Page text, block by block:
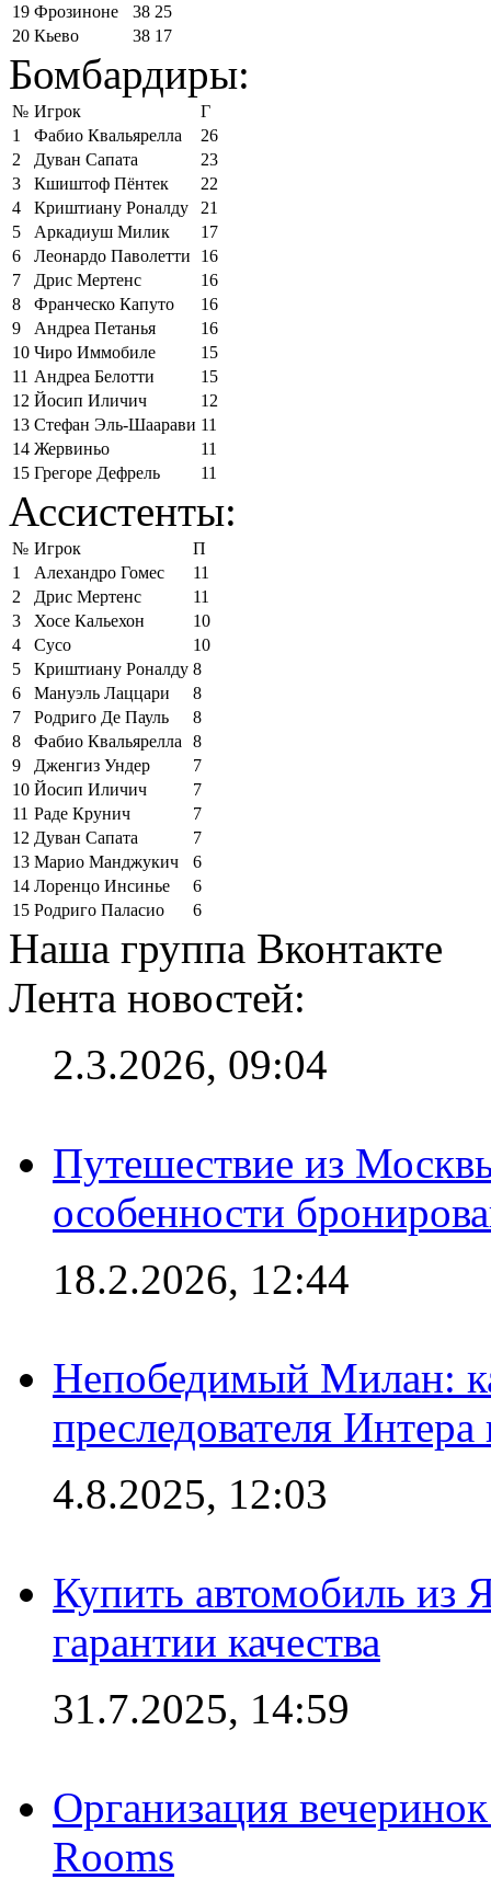
19 Фрозиноне 38 25
20 Кьево 38 17
Бомбардиры:
№ Игрок
Г
1
Фабио Квальярелла
26
2
Дуван Сапата
23
3
Кшиштоф Пёнтек
22
4
Криштиану Роналду
21
5
Аркадиуш Милик
17
6
Леонардо Паволетти
16
7
Дрис Мертенс
16
8
Франческо Капуто
16
9
Андреа Петанья
16
10 Чиро Иммобиле
15
11 Андреа Белотти
15
12 Йосип Иличич
12
13 Стефан Эль-Шаарави 11
14 Жервиньо
11
15 Грегоре Дефрель 11
Ассистенты:
№ Игрок
П
1
Алехандро Гомес
11
2
Дрис Мертенс
11
3
Хосе Кальехон
10
4
Сусо
10
5
Криштиану Роналду 8
6
Мануэль Лаццари
8
7
Родриго Де Пауль
8
8
Фабио Квальярелла
8
9
Дженгиз Ундер
7
10 Йосип Иличич
7
11 Раде Крунич
7
12 Дуван Сапата
7
13 Марио Манджукич
6
14 Лоренцо Инсинье
6
15 Родриго Паласио 6
Наша группа Вконтакте
Лента новостей:
2.3.2026, 09:04
Путешествие из
особенности
18.2.2026, 12:44
Непобедимый Милан:
преследователя
4.8.2025, 12:03
Купить автомобиль из
гарантии качества
31.7.2025, 14:59
Организация
Rooms